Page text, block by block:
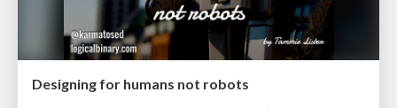
Designing for humans not robots